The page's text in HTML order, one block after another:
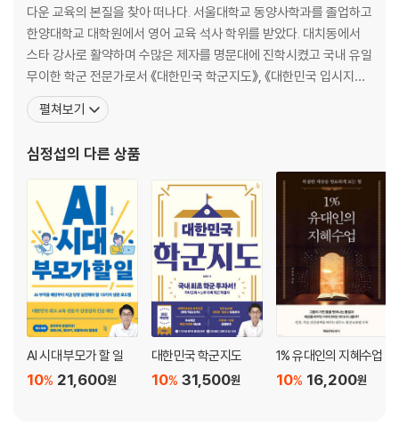
고등학교 선택의 갈림길, 특목고 vs 일반고
상위권 학생의 선택 ① 영재학교
상위권 학생의 선택 ② 과학고
상위권 학생의 선택 ③ 외고
상위권 학생의 선택 ④ 국제고
학생 선발권을 가진 자율고 ① 전국 선발 자사고
학생 선발권을 가진 자율고 ③ 개방형 자율학교(일반고)
또 다른 입시 선택지, 자율형 공립고와 비평준화 지역 명문 일반고
〈둘째마당〉 SKY+인서울 공략법
(ft. 실력보다 1단계 높은 대학 합격하기)
수시 vs 정시? 대입 전형부터 파악하자
대학이 뽑으려는 인재상을 보면 입시가 보인다 06
이과 ① ‘설카포’ 합격은 기본! 영재학교와 과학고 로드맵
대입보다 치열한 영재학교와 과학고 입시 준비
이과 ② 취업 보장 공대 입시는 수학이 좌우한다
이과 ③ 의대 진학 최적의 로드맵
다운 교육의 본질을 찾아 떠나다. 서울대학교 동양사학과를 졸업하고
한양대학교 대학원에서 영어 교육 석사 학위를 받았다. 대치동에서
스타 강사로 활약하며 수많은 제자를 명문대에 진학시켰고 국내 유일
무이한 학군 전문가로서 《대한민국 학군지도》, 《대한민국 입시지도》
등 베스트셀러를 집필했다. 수백 가정의 상담 사례와 입시 빅데이터
를 분석해 부모의 노후와 아이의 교육을 동시에 잡는 실천적 대안을
대에 어떻게 살아남을 것인가'라는 화두를 던진
펼쳐보기
심정섭의 다른 상품
AI 시대 부모가 할 일
21,600원
10%
대한민국 학군지도
31,500원
10%
1% 유대인의 지혜수업
16,200원
10%